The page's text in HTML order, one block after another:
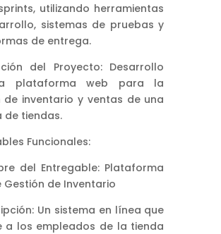
utilizando herramientas
sistemas de pruebas y
de entrega.
del Proyecto: Desarrollo
plataforma web para la
de inventario y ventas de una
de tiendas.
Funcionales:
del Entregable: Plataforma
Gestión de Inventario
Un sistema en línea que
a los empleados de la tienda